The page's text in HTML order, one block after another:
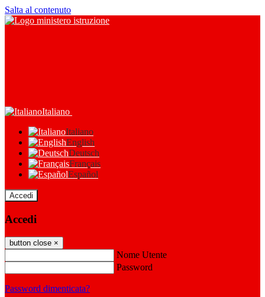
Salta al contenuto
Italiano
Italiano
English
Deutsch
Français
Español
Accedi
Accedi
button close ×
Nome Utente
Password
Password dimenticata?